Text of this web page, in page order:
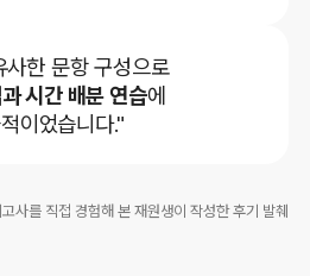
사한 문항 구성으로
시간 배분 연습에
이었습니다."
사를 직접 경험해 본 재원생이 작성한 후기 발췌